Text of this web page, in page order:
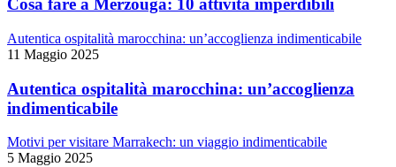
Cosa fare a Merzouga: 10 attività imperdibili
Autentica ospitalità marocchina: un’accoglienza indimenticabile
11 Maggio 2025
Autentica ospitalità marocchina: un’accoglienza
indimenticabile
Motivi per visitare Marrakech: un viaggio indimenticabile
5 Maggio 2025